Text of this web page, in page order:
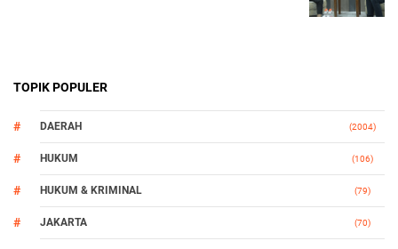
TOPIK POPULER
DAERAH (2004)
HUKUM (106)
HUKUM & KRIMINAL (79)
JAKARTA (70)